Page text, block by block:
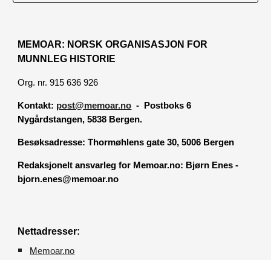
MEMOAR: NORSK ORGANISASJON FOR
MUNNLEG HISTORIE
Org. nr. 915 636 926
Kontakt: post@memoar.no - Postboks 6
Nygårdstangen, 5838 Bergen.
Besøksadresse:Thormøhlens gate 30, 5006 Bergen
Redaksjonelt ansvarleg for Memoar.no: Bjørn Enes -
bjorn.enes@memoar.no
Nettadresser:
Memoar.no